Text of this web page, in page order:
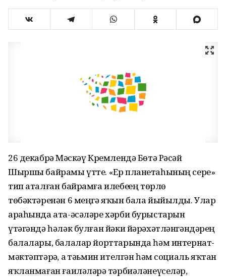
26 декабрҙә Мәскәү Кремлендә Бөтә Рәсәй
Шыршы байрамы үтте. «Ер планетаһының сере»
тип аталған байрамға илебеҙҙең төрлө
төбәктәренән 6 меңгә яҡын бала йыйылды. Улар
араһында ата-әсәләре хәрби бурыстарын
үтәгәндә һәләк булған йәки йәрәхәтләнгәндәрҙең
балалары, балалар йорттарында һәм интернат-
мәктәптәрҙә, аҙ тәьмин ителгән һәм социаль яҡтан
яҡланмаған ғаиләләрҙә тәрбиәләнеүселәр,